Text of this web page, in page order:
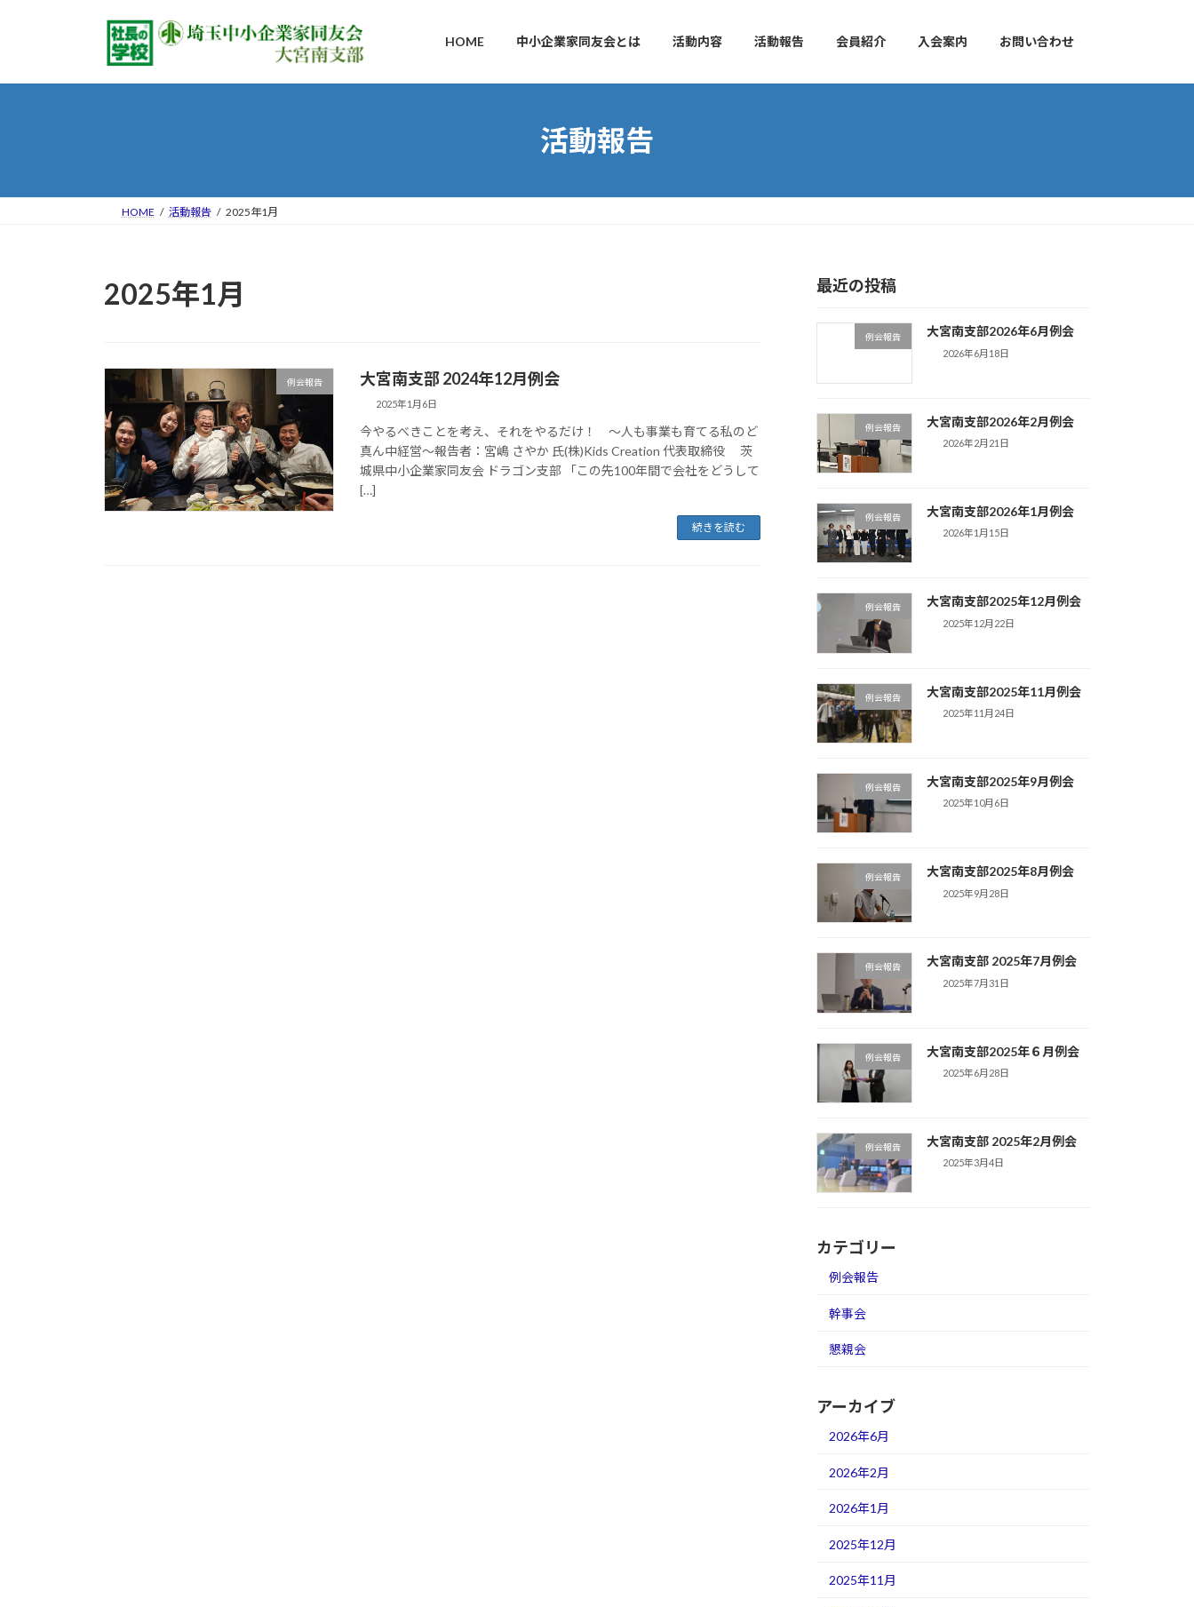
プ
動
HOME 中小企業家同友会とは 活動内容 活動報告 会員紹介 入会案内 お問い合わせ
活動報告
HOME 活動報告 2025年1月
2025年1月
例会報告 大宮南支部 2024年12月例会
2025年1月6日
今やるべきことを考え、それをやるだけ！ 〜人も事業も育てる私のど
真ん中経営〜報告者：宮嶋 さやか 氏(株)Kids Creation 代表取締役 茨
城県中小企業家同友会 ドラゴン支部 「この先100年間で会社をどうして
[…]
続きを読む
最近の投稿
例会報告 大宮南支部2026年6月例会
2026年6月18日
例会報告 大宮南支部2026年2月例会
2026年2月21日
例会報告 大宮南支部2026年1月例会
2026年1月15日
例会報告 大宮南支部2025年12月例会
2025年12月22日
例会報告 大宮南支部2025年11月例会
2025年11月24日
例会報告 大宮南支部2025年9月例会
2025年10月6日
例会報告 大宮南支部2025年8月例会
2025年9月28日
例会報告 大宮南支部 2025年7月例会
2025年7月31日
例会報告 大宮南支部2025年６月例会
2025年6月28日
例会報告 大宮南支部 2025年2月例会
2025年3月4日
カテゴリー
例会報告
幹事会
懇親会
アーカイブ
2026年6月
2026年2月
2026年1月
2025年12月
2025年11月